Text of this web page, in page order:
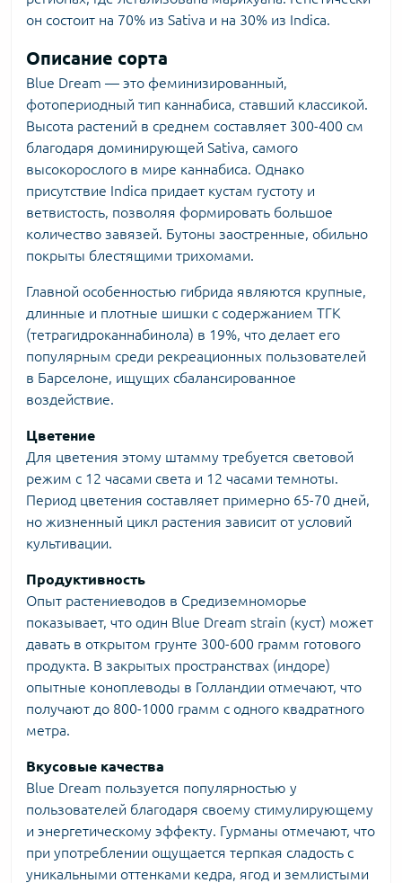
он состоит на 70% из Sativa и на 30% из Indica.
Описание сорта
Blue Dream — это феминизированный,
фотопериодный тип каннабиса, ставший классикой.
Высота растений в среднем составляет 300-400 см
благодаря доминирующей Sativa, самого
высокорослого в мире каннабиса. Однако
присутствие Indica придает кустам густоту и
ветвистость, позволяя формировать большое
количество завязей. Бутоны заостренные, обильно
покрыты блестящими трихомами.
Главной особенностью гибрида являются крупные,
длинные и плотные шишки с содержанием ТГК
(тетрагидроканнабинола) в 19%, что делает его
популярным среди рекреационных пользователей
в Барселоне, ищущих сбалансированное
воздействие.
Цветение
Для цветения этому штамму требуется световой
режим с 12 часами света и 12 часами темноты.
Период цветения составляет примерно 65-70 дней,
но жизненный цикл растения зависит от условий
культивации.
Продуктивность
Опыт растениеводов в Средиземноморье
показывает, что один Blue Dream strain (куст) может
давать в открытом грунте 300-600 грамм готового
продукта. В закрытых пространствах (индоре)
опытные коноплеводы в Голландии отмечают, что
получают до 800-1000 грамм с одного квадратного
метра.
Вкусовые качества
Blue Dream пользуется популярностью у
пользователей благодаря своему стимулирующему
и энергетическому эффекту. Гурманы отмечают, что
при употреблении ощущается терпкая сладость с
уникальными оттенками кедра, ягод и землистыми